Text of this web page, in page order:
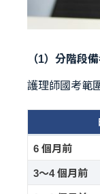
（1）分階段
護理師國考範
6 個月前
3～4 個月前